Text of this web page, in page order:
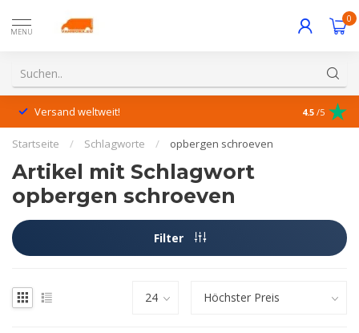
MENU
0
Versand weltweit! 4.5 /5
Startseite / Schlagworte / opbergen schroeven
Artikel mit Schlagwort
opbergen schroeven
Filter